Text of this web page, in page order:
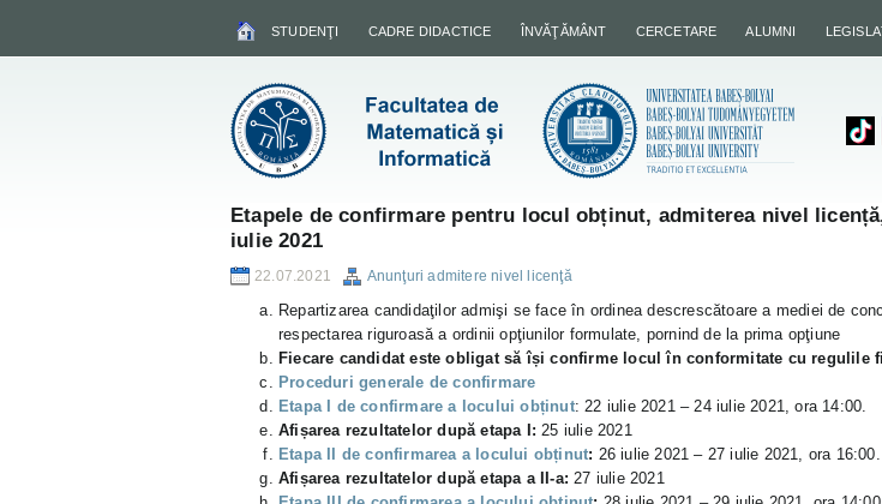
STUDENŢI CADRE DIDACTICE ÎNVĂŢĂMÂNT CERCETARE ALUMNI
Etapele de confirmare pentru locul obținut, admiterea nivel
iulie 2021
22.07.2021 Anunţuri admitere nivel licenţă
Repartizarea candidaţilor admişi se face în ordinea descrescătoare a mediei de
respectarea riguroasă a ordinii opţiunilor formulate, pornind de la prima opţiune
Fiecare candidat este obligat să își confirme locul în conformitate cu regulile
Proceduri generale de confirmare
Etapa I de confirmare a locului obținut: 22 iulie 2021 – 24 iulie 2021, ora 14:00.
Afișarea rezultatelor după etapa I:25 iulie 2021
Etapa II de confirmarea a locului obținut: 26 iulie 2021 – 27 iulie 2021, ora 16:00.
Afișarea rezultatelor după etapa a II-a:27 iulie 2021